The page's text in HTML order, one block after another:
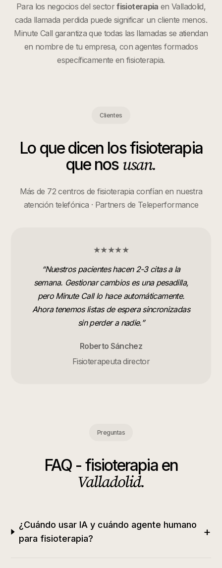
Para los negocios del sectorfisioterapia enValladolid,
cada llamada perdida puede significar un cliente menos.
Minute Call garantiza que todas las llamadas se atiendan
en nombre de tu empresa, con agentes formados
específicamente enfisioterapia.
Clientes
Lo que dicen losfisioterapia
que nos usan.
Más de 72 centros de fisioterapia confían en nuestra
atención telefónica · Partners de Teleperformance
★★★★★
“Nuestros pacientes hacen 2-3 citas a la
semana. Gestionar cambios es una pesadilla,
pero Minute Call lo hace automáticamente.
Ahora tenemos listas de espera sincronizadas
sin perder a nadie.”
Roberto Sánchez
Fisioterapeuta director
Preguntas
FAQ - fisioterapiaen
Valladolid.
¿Cuándo usar IA y cuándo agente humano
para fisioterapia?
+